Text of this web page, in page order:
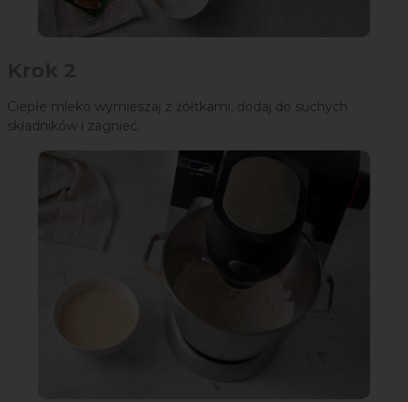
Ciepłe mleko wymieszaj z żółtkami, dodaj do suchych
składników i zagnieć.